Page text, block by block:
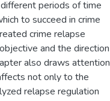
periods of time
to succeed in crime
crime relapse
and the direction
also draws attention
not only to the
relapse regulation